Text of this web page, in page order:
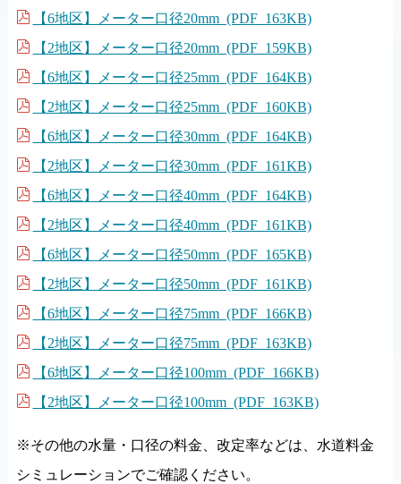
【6地区】メーター口径20mm (PDF 163KB)
【2地区】メーター口径20mm (PDF 159KB)
【6地区】メーター口径25mm (PDF 164KB)
【2地区】メーター口径25mm (PDF 160KB)
【6地区】メーター口径30mm (PDF 164KB)
【2地区】メーター口径30mm (PDF 161KB)
【6地区】メーター口径40mm (PDF 164KB)
【2地区】メーター口径40mm (PDF 161KB)
【6地区】メーター口径50mm (PDF 165KB)
【2地区】メーター口径50mm (PDF 161KB)
【6地区】メーター口径75mm (PDF 166KB)
【2地区】メーター口径75mm (PDF 163KB)
【6地区】メーター口径100mm (PDF 166KB)
【2地区】メーター口径100mm (PDF 163KB)
※その他の水量・口径の料金、改定率などは、水道料金
シミュレーションでご確認ください。